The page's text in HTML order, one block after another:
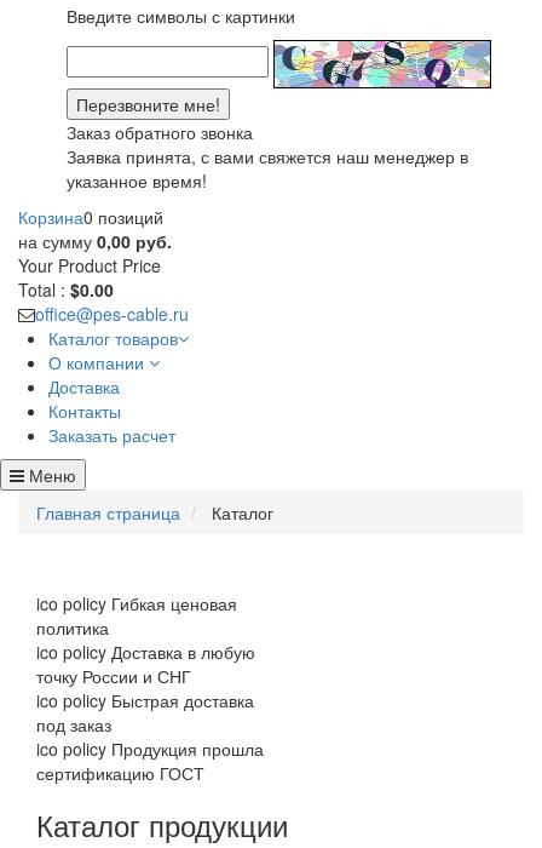
Введите символы с картинки
Заказ обратного звонка
Заявка принята, с вами свяжется наш менеджер в
указанное время!
Корзина0 позиций
на сумму 0,00 руб.
Your Product Price
Total : $0.00
office@pes-cable.ru
Каталог товаров
О компании
Доставка
Контакты
Заказать расчет
Меню
Главная страница
Каталог
ico policy Гибкая ценовая
политика
ico policy Доставка в любую
точку России и СНГ
ico policy Быстрая доставка
под заказ
ico policy Продукция прошла
сертификацию ГОСТ
Каталог продукции